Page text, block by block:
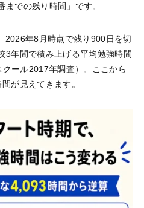
での残り時間」です。
2026年8月時点で残り900日を切
3年間で積み上げる平均勉強時間
ール2017年調査）。ここから
が見えてきます。